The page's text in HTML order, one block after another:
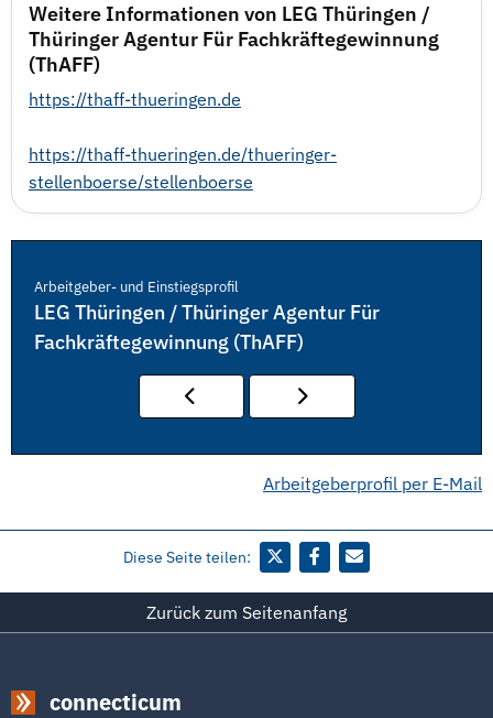
Weitere Informationen von LEG Thüringen /
Thüringer Agentur Für Fachkräftegewinnung
(ThAFF)
https://thaff-thueringen.de
https://thaff-thueringen.de/thueringer-
stellenboerse/stellenboerse
Arbeitgeber- und Einstiegsprofil
LEG Thüringen / Thüringer Agentur Für
Fachkräftegewinnung (ThAFF)
Arbeitgeberprofil per E-Mail
Diese Seite teilen:
Zurück zum Seitenanfang
connecticum